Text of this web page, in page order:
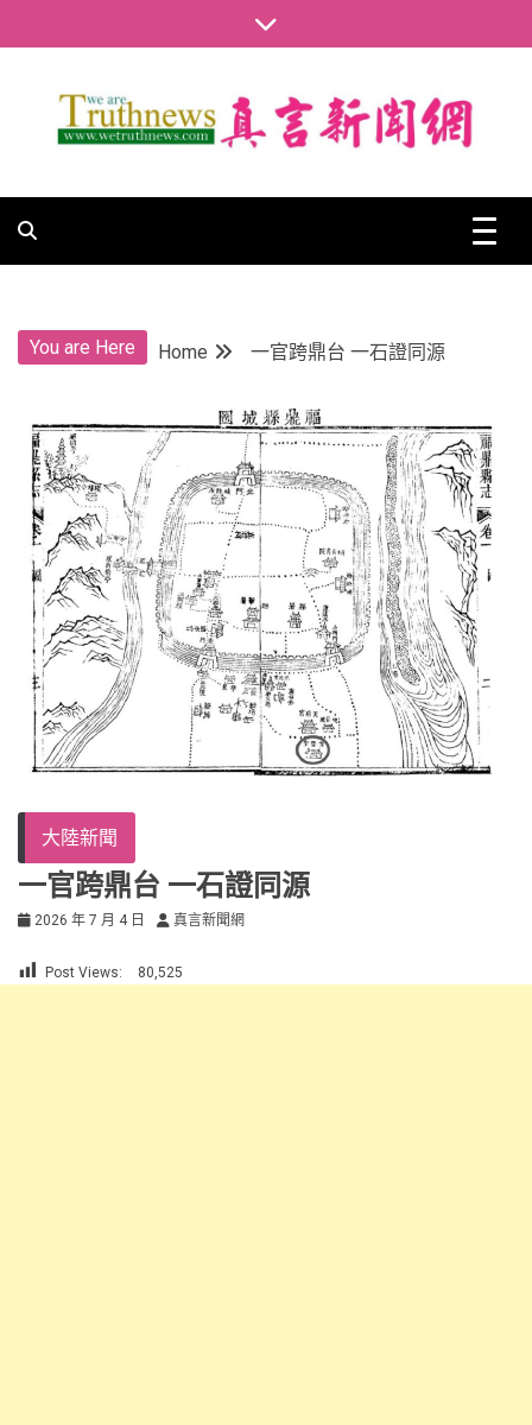
to
真言新聞網
You are Here Home 一官跨鼎台 一石證同源
大陸新聞
一官跨鼎台 一石證同源
2026 年 7 月 4 日 真言新聞網
Post Views: 80,525